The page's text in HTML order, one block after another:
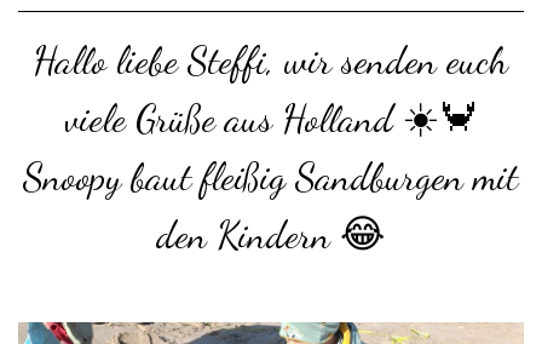
Hallo liebe Steffi, wir senden euch
viele Grüße aus Holland ☀️🦀
Snoopy baut fleißig Sandburgen mit
den Kindern 😂